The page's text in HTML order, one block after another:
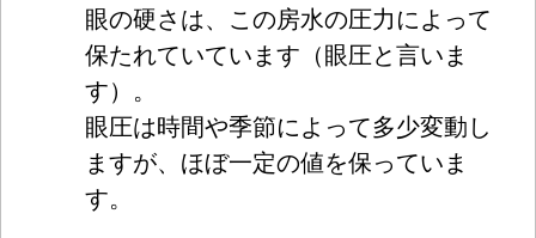
眼の硬さは、この房水の圧力によって
保たれていています（眼圧と言いま
す）。
眼圧は時間や季節によって多少変動し
ますが、ほぼ一定の値を保っていま
す。